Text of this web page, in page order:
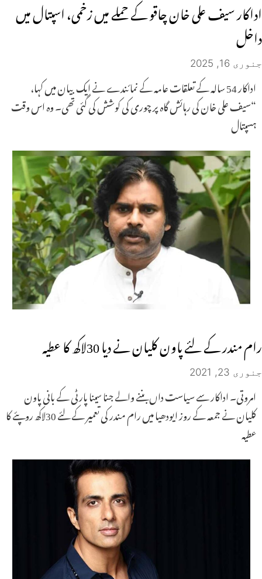
اداکار سیف علی خان چاقو کے حملے میں زخمی، اسپتال میں
داخل
جنوری 16, 2025
اداکار 54 سالہ کے تعلقات عامہ کے نمائندے نے ایک بیان میں کہا،
“سیف علی خان کی رہائش گاہ پر چوری کی کوشش کی گئی تھی۔ وہ اس وقت
ہسپتال
رام مندر کے لئے پاون کلیان نے دیا 30لاکھ کا عطیہ
جنوری 23, 2021
امروتی۔ اداکار سے سیاست داں بننے والے جنا سینا پارٹی کے بانی پاون
کلیان نے جمعہ کے روز ایودھیا میں رام مندر کی تعمیر کے لئے 30لاکھ روپئے کا
عطیہ